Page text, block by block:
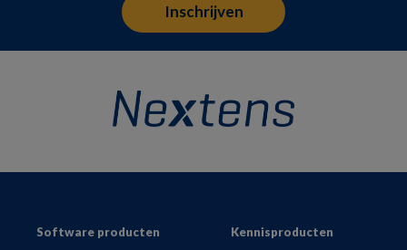
FooterSoftware producten
Kennisproducten